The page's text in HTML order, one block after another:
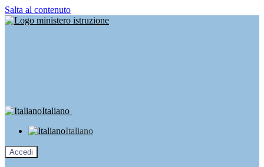
Salta al contenuto
Italiano
Italiano
Accedi